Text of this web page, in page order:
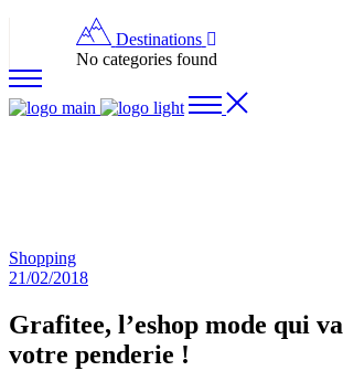
Destinations
No categories found
Shopping
21/02/2018
Grafitee, l’eshop mode qui
votre penderie !